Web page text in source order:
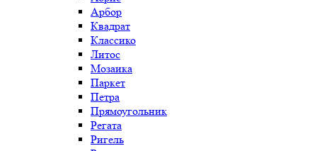
Арбор
Квадрат
Классико
Литос
Мозаика
Паркет
Петра
Прямоугольник
Регата
Ригель